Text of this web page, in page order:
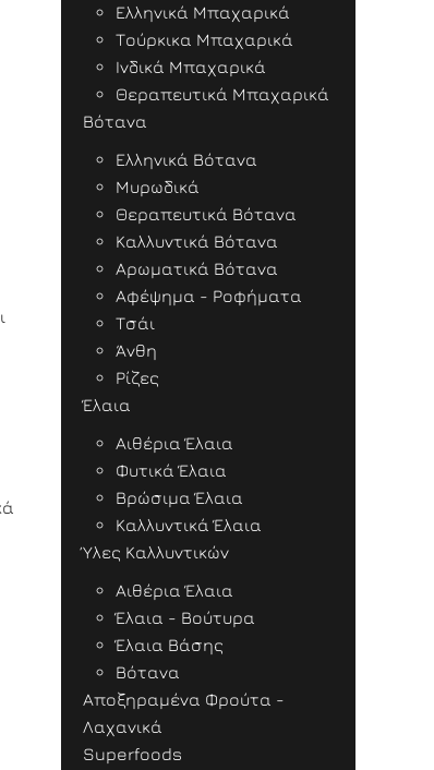
Ελληνικά Μπαχαρικά
Τούρκικα Μπαχαρικά
Ινδικά Μπαχαρικά
Θεραπευτικά Μπαχαρικά
Βότανα
Ελληνικά Βότανα
Μυρωδικά
Θεραπευτικά Βότανα
Καλλυντικά Βότανα
Αρωματικά Βότανα
Αφέψημα - Ροφήματα
Τσάι
Άνθη
Ρίζες
Έλαια
Αιθέρια Έλαια
Φυτικά Έλαια
Βρώσιμα Έλαια
Καλλυντικά Έλαια
Ύλες Καλλυντικών
Αιθέρια Έλαια
Έλαια - Βούτυρα
Έλαια Βάσης
Βότανα
Αποξηραμένα Φρούτα -
Λαχανικά
Superfoods